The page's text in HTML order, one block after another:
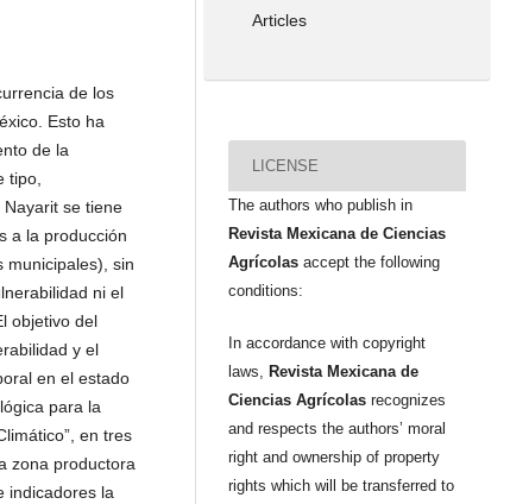
de los
Esto ha
de la
tipo,
se tiene
a la producción
municipales), sin
ni el
objetivo del
y el
en el estado
para la
en tres
zona productora
indicadores la
Articles
LICENSE
The authors who publish in
Revista Mexicana de Ciencias
Agrícolasaccept the following
conditions:
In accordance with copyright
laws, Revista Mexicana de
Ciencias Agrícolas recognizes
and respects the authors’ moral
right and ownership of property
rights which will be transferred to